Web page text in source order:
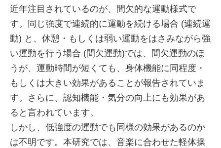
近年注目されているのが、間欠的な運動様式で
す。同じ強度で連続的に運動を続ける場合 (連続運
動) と、休憩・もしくは弱い運動をはさみながら強
い運動を行う場合 (間欠運動)では、間欠運動のほ
うが、運動時間が短くても、身体機能に同程度・
もしくは大きい効果があることが報告されていま
す。さらに、認知機能・気分の向上にも効果があ
ると言われています。
しかし、低強度の運動でも同様の効果があるのか
は不明です。本研究では、音楽に合わせた軽体操